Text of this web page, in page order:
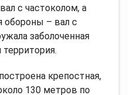
с частоколом, а
обороны – вал с
заболоченная
крепостная,
130 метров по